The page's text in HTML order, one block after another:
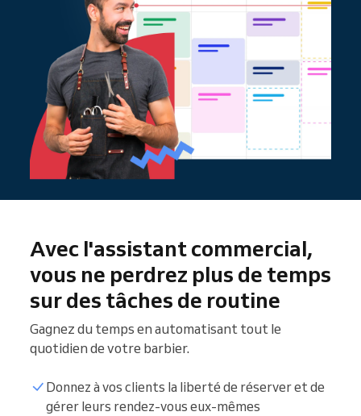
Avec l'assistant commercial,
vous ne perdrez plus de temps
sur des tâches de routine
Gagnez du temps en automatisant tout le
quotidien de votre barbier.
Donnez à vos clients la liberté de réserver et de
gérer leurs rendez-vous eux-mêmes